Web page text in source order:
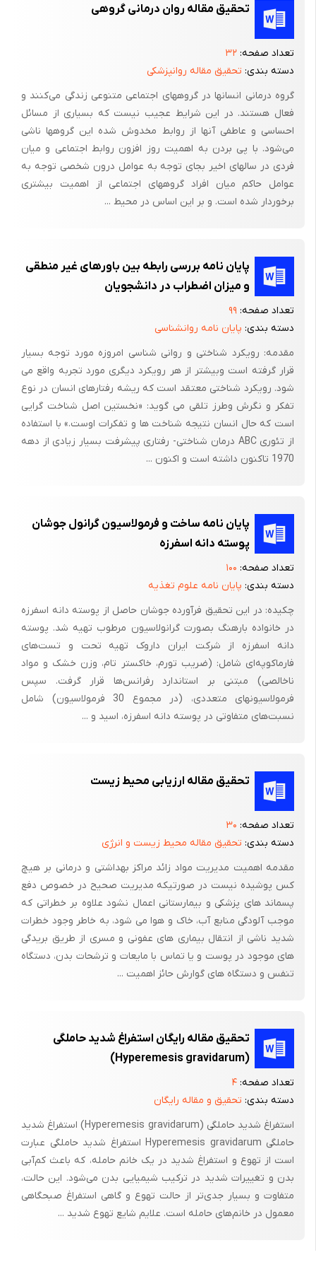
توانیم به خود کمک کنیم.
تحقیق مقاله روان درمانی گروهی
تعداد صفحه: ۳۲
دسته بندی: تحقیق مقاله روانپزشکی
گروه درمانی انسانها در گروههای اجتماعی متنوعی زندگی می‌کنند و
فعال هستند. در این شرایط عجیب نیست که بسیاری از مسائل
احساسی و عاطفی آنها از روابط مخدوش شده این گروهها ناشی
می‌شود. با پی بردن به اهمیت روز افزون روابط اجتماعی و میان
فردی در سالهای اخیر بجای توجه به عوامل درون شخصی توجه به
عوامل حاکم میان افراد گروههای اجتماعی از اهمیت بیشتری
برخوردار شده است. و بر این اساس در محیط ...
پایان نامه بررسی رابطه بین باورهای غیر منطقی
و میزان اضطراب در دانشجویان
تعداد صفحه: ۹۹
دسته بندی: پایان نامه روانشناسی
مقدمه: رویکرد شناختی و روانی شناسی امروزه مورد توجه بسیار
قرار گرفته است وبیشتر از هر رویکرد دیگری مورد تجربه واقع می
شود. رویکرد شناختی معتقد است که ریشه رفتارهای انسان در نوع
تفکر و نگرش وطرز تلقی می گوید: ‌«نخستین اصل شناخت گرایی
است که حال انسان نتیجه شناخت ها و تفکرات اوست.» با استفاده
از تئوری ABC درمان شناختی- رفتاری پیشرفت بسیار زیادی از دهه
1970 تاکنون داشته است و اکنون ...
پایان نامه ساخت و فرمولاسیون گرانول جوشان
پوسته دانه اسفرزه
تعداد صفحه: ۱۰۰
دسته بندی: پایان نامه علوم تغذیه
چکیده: در این تحقیق فرآورده جوشان حاصل از پوسته دانه اسفرزه
در خانواده بارهنگ بصورت گرانولاسیون مرطوب تهیه شد. پوسته
دانه اسفرزه از شرکت ایران داروک تهیه تحت و تست‌های
فارماکوپه‌ای شامل: (ضریب تورم، خاکستر تام، وزن خشک و مواد
ناخالصی) مبتنی بر استاندارد رفرانس‌ها قرار گرفت. سپس
فرمولاسیونهای متعددی، (در مجموع 30 فرمولاسیون) شامل
نسبت‌های متفاوتی در پوسته‌ دانه اسفرزه، اسید و ...
تحقیق مقاله ارزیابی محیط زیست
تعداد صفحه: ۳۰
دسته بندی: تحقیق مقاله محیط زیست و انرژی
مقدمه اهمیت مدیریت مواد زائد مراکز بهداشتی و درمانی بر هیچ
کس پوشیده نیست در صورتیکه مدیریت صحیح در خصوص دفع
پسماند های پزشکی و بیمارستانی اعمال نشود علاوه بر خطراتی که
موجب آلودگی منابع آب، خاک و هوا می شود، به خاطر وجود خطرات
شدید ناشی از انتقال بیماری های عفونی و مسری از طریق بریدگی
های موجود در پوست و یا تماس با مایعات و ترشحات بدن، دستگاه
تنفس و دستگاه های گوارش حائز اهمیت ...
تحقیق مقاله رایگان استفراغ‌ شدید حاملگی‌
(Hyperemesis gravidarum)
تعداد صفحه: ۴
دسته بندی: تحقیق و مقاله رایگان
استفراغ‌ شدید حاملگی‌ (Hyperemesis gravidarum) استفراغ‌ شدید
حاملگی‌ Hyperemesis gravidarum استفراغ‌ شدید حاملگی‌ عبارت‌
است‌ از تهوع‌ و استفراغ‌ شدید در یک‌ خانم‌ حامله‌، که‌ باعث‌ کم‌آبی‌
بدن‌ و تغییرات‌ شدید در ترکیب‌ شیمیایی‌ بدن‌ می‌شود. این‌ حالت‌،
متفاوت‌ و بسیار جدی‌تر از حالت‌ تهوع‌ و گاهی‌ استفراغ‌ صبحگاهی‌
معمول‌ در خانم‌های‌ حامله‌ است‌. علایم‌ شایع‌ تهوع‌ شدید ...